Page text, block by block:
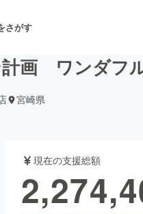
さがす
ォーマンス
食店
画 ワンダフ
宮崎県
現在の支援総額